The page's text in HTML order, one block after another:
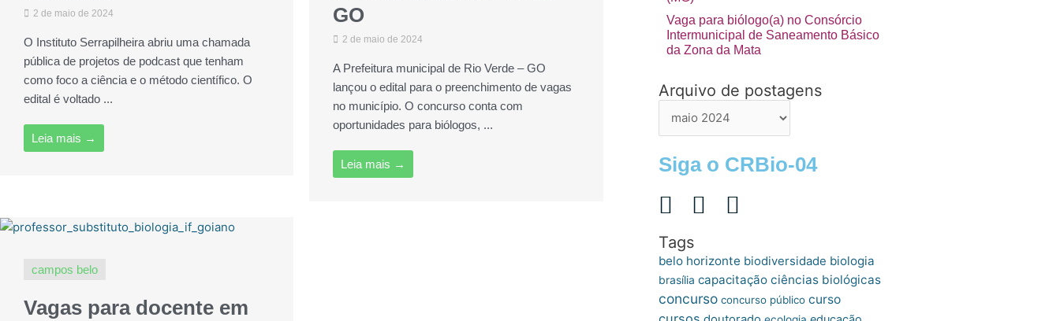
2 de maio de 2024
O Instituto Serrapilheira abriu uma chamada
pública de projetos de podcast que tenham
como foco a ciência e o método científico. O
edital é voltado ...
Leia mais →
GO
2 de maio de 2024
A Prefeitura municipal de Rio Verde – GO
lançou o edital para o preenchimento de vagas
no município. O concurso conta com
oportunidades para biólogos, ...
Leia mais →
campos belo
Vagas para docente em
Vaga para biólogo(a) no Consórcio
Intermunicipal de Saneamento Básico
da Zona da Mata
Arquivo de postagens
Arquivo
postagens
Siga o CRBio-04
Tags
belo horizonte biodiversidade biologia
brasília capacitação ciências biológicas
concurso concurso público curso